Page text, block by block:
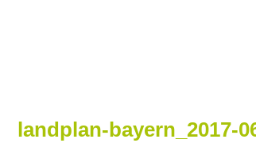
landplan-bayern_2017-